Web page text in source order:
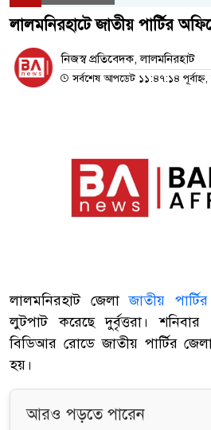
লালমনিরহাটে জাতীয় পার্টির
নিজস্ব প্রতিবেদক, লালমনিরহাট
সর্বশেষ আপডেট ১১:৪৭:১৪
লালমনিরহাট জেলাজাতীয়
লুটপাট করেছে দুর্বৃত্তরা।
বিডিআর রোডে জাতীয় পার্টির
হয়।
আরও পড়তে পারেন